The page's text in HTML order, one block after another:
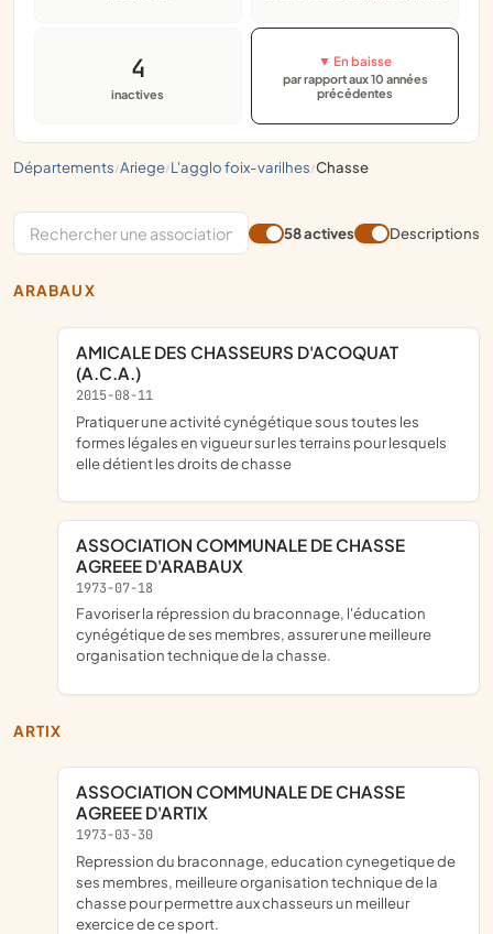
départements/ ariege/ l'agglo foix-varilhes/ chasse
4
inactives
▼ En baisse
par rapport aux 10 années
précédentes
58 actives Descriptions
ARABAUX
AMICALE DES CHASSEURS D'ACOQUAT
(A.C.A.)
2015-08-11
pratiquer une activité cynégétique sous toutes les
formes légales en vigueur sur les terrains pour lesquels
elle détient les droits de chasse
ASSOCIATION COMMUNALE DE CHASSE
AGREEE D'ARABAUX
1973-07-18
favoriser la répression du braconnage, l'éducation
cynégétique de ses membres, assurer une meilleure
organisation technique de la chasse.
ARTIX
ASSOCIATION COMMUNALE DE CHASSE
AGREEE D'ARTIX
1973-03-30
repression du braconnage, education cynegetique de
ses membres, meilleure organisation technique de la
chasse pour permettre aux chasseurs un meilleur
exercice de ce sport.